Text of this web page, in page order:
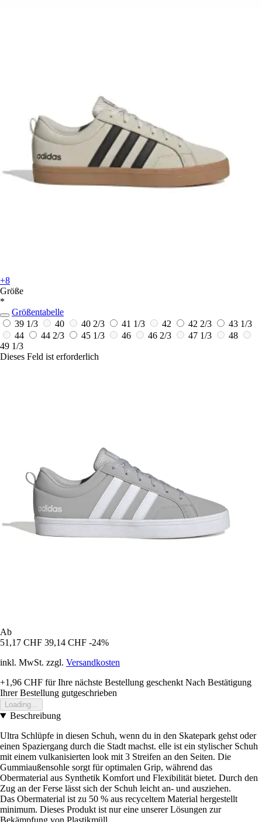
+8
Größe
*
Größentabelle
39 1/3
40 40 2/3 41 1/3 42 42 2/3
43 1/3
44
44 2/3 45 1/3 46 46 2/3 47 1/3
48
49 1/3
Dieses Feld ist erforderlich
Ab
51,17 CHF 39,14 CHF -24%
inkl. MwSt. zzgl. Versandkosten
+1,96 CHF für Ihre nächste Bestellung geschenkt Nach Bestätigung
Ihrer Bestellung gutgeschrieben
Loading...
Beschreibung
Ultra Schlüpfe in diesen Schuh, wenn du in den Skatepark gehst oder
einen Spaziergang durch die Stadt machst. elle ist ein stylischer Schuh
mit einem vulkanisierten look mit 3 Streifen an den Seiten. Die
Gummiaußensohle sorgt für optimalen Grip, während das
Obermaterial aus Synthetik Komfort und Flexibilität bietet. Durch den
Zug an der Ferse lässt sich der Schuh leicht an- und ausziehen.
Das Obermaterial ist zu 50 % aus recyceltem Material hergestellt
minimum. Dieses Produkt ist nur eine unserer Lösungen zur